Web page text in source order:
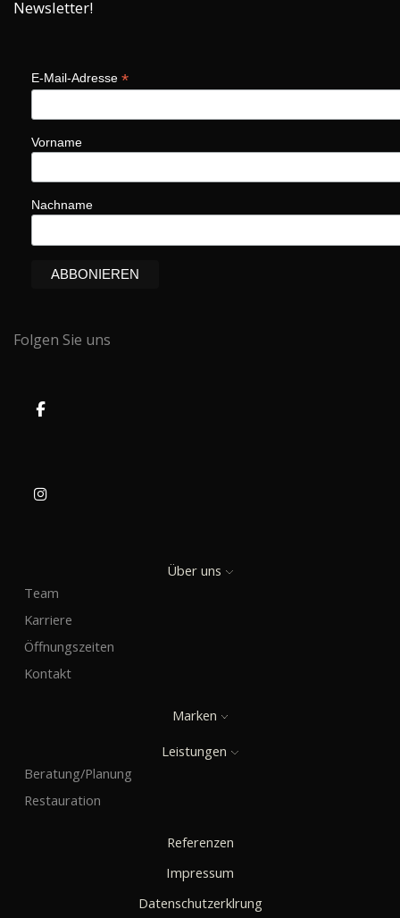
Newsletter!
E-Mail-Adresse *
Vorname
Nachname
Folgen Sie uns
Über uns
Team
Karriere
Öffnungszeiten
Kontakt
Marken
Leistungen
Beratung/Planung
Restauration
Referenzen
Impressum
Datenschutzerklrung